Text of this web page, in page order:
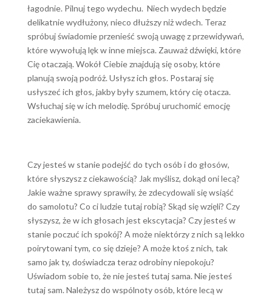
łagodnie. Pilnuj tego wydechu. Niech wydech będzie
delikatnie wydłużony, nieco dłuższy niż wdech. Teraz
spróbuj świadomie przenieść swoją uwagę z przewidywań,
które wywołują lęk w inne miejsca. Zauważ dźwięki, które
Cię otaczają. Wokół Ciebie znajdują się osoby, które
planują swoją podróż. Usłysz ich głos. Postaraj się
usłyszeć ich głos, jakby były szumem, który cię otacza.
Wsłuchaj się w ich melodię. Spróbuj uruchomić emocję
zaciekawienia.
Czy jesteś w stanie podejść do tych osób i do głosów,
które słyszysz z ciekawością? Jak myślisz, dokąd oni lecą?
Jakie ważne sprawy sprawiły, że zdecydowali się wsiąść
do samolotu? Co ci ludzie tutaj robią? Skąd się wzięli? Czy
słyszysz, że w ich głosach jest ekscytacja? Czy jesteś w
stanie poczuć ich spokój? A może niektórzy z nich są lekko
poirytowani tym, co się dzieje? A może ktoś z nich, tak
samo jak ty, doświadcza teraz odrobiny niepokoju?
Uświadom sobie to, że nie jesteś tutaj sama. Nie jesteś
tutaj sam. Należysz do wspólnoty osób, które lecą w